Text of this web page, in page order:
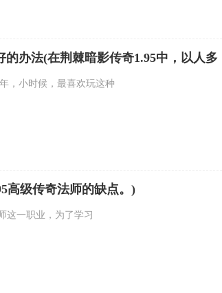
办法(在荆棘暗影传奇1.95中，以人多
，小时候，最喜欢玩这种
高级传奇法师的缺点。)
这一职业，为了学习